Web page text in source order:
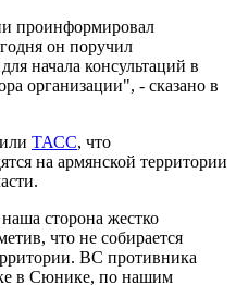
проинформировал
он поручил
начала консультаций в
организации", - сказано в
ТАСС, что
на армянской территории
сторона жестко
что не собирается
ВС противника
в Сюнике, по нашим